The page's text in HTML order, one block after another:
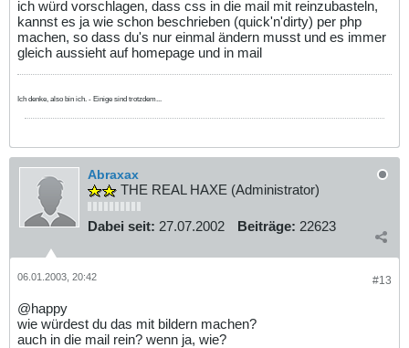
ich würd vorschlagen, dass css in die mail mit reinzubasteln,
kannst es ja wie schon beschrieben (quick'n'dirty) per php
machen, so dass du's nur einmal ändern musst und es immer
gleich aussieht auf homepage und in mail
Ich denke, also bin ich. - Einige sind trotzdem...
Abraxax
THE REAL HAXE (Administrator)
Dabei seit: 27.07.2002 Beiträge: 22623
#13
06.01.2003, 20:42
@happy
wie würdest du das mit bildern machen?
auch in die mail rein? wenn ja, wie?